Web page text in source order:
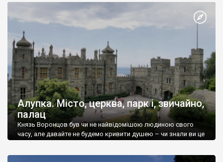
Алупка. Місто, церква, парк і, звичайно,
палац
Князь Воронцов був чи не найвідомішою людиною свого
часу, але давайте не будемо кривити душею – чи знали ви це